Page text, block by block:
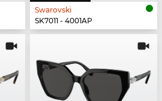
Swarovski
SK7011 - 4001AP